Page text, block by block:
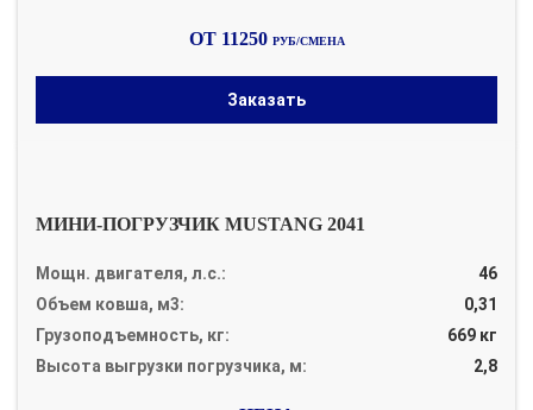
ОТ 11250 РУБ/СМЕНА
Заказать
МИНИ-ПОГРУЗЧИК MUSTANG 2041
Мощн. двигателя, л.с.:
46
Объем ковша, м3:
0,31
Грузоподъемность, кг:
669 кг
Высота выгрузки погрузчика, м:
2,8